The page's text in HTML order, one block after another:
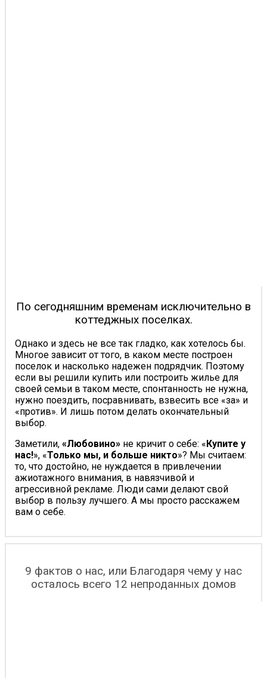
По сегодняшним временам исключительно в
коттеджных поселках.
Однако и здесь не все так гладко, как хотелось бы.
Многое зависит от того, в каком месте построен
поселок и насколько надежен подрядчик. Поэтому
если вы решили купить или построить жилье для
своей семьи в таком месте, спонтанность не нужна,
нужно поездить, посравнивать, взвесить все «за» и
«против». И лишь потом делать окончательный
выбор.
Заметили, «Любовино» не кричит о себе: «Купите у
нас!», «Только мы, и больше никто»? Мы считаем:
то, что достойно, не нуждается в привлечении
ажиотажного внимания, в навязчивой и
агрессивной рекламе. Люди сами делают свой
выбор в пользу лучшего. А мы просто расскажем
вам о себе.
9 фактов о нас, или Благодаря чему у нас
осталось всего 12 непроданных домов